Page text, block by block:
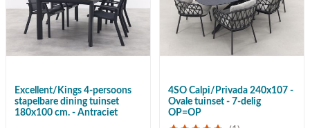
Excellent/Kings 4-persoons
stapelbare dining tuinset
180x100 cm. - Antraciet
4SO Calpi/Privada 240x107 -
Ovale tuinset - 7-delig
OP=OP